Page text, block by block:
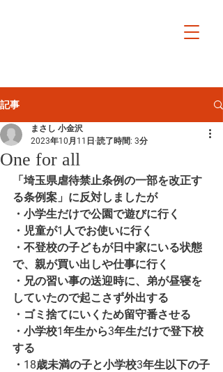
記事
One for all
まさし 小金沢
2023年10月11日 読了時間: 3分
「埼玉県虐待禁止条例の一部を改正す
る条例案」に反対しましたが
・小学生だけで公園で遊びに行く
・児童が1人でお使いに行く
・不登校の子どもが日中家にいる状態
で、親が買い出しや仕事に行く
・兄の習い事の送迎時に、弟が昼寝を
していたので起こさず外出する
・ゴミ捨てにいくため留守番させる
・小学校1年生から3年生だけで登下校
する
・18歳未満の子と小学校3年生以下の子